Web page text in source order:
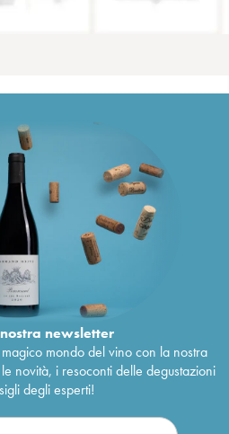
newsletter
mondo del vino con la nostra
novità, i resoconti delle degustazioni
degli esperti!